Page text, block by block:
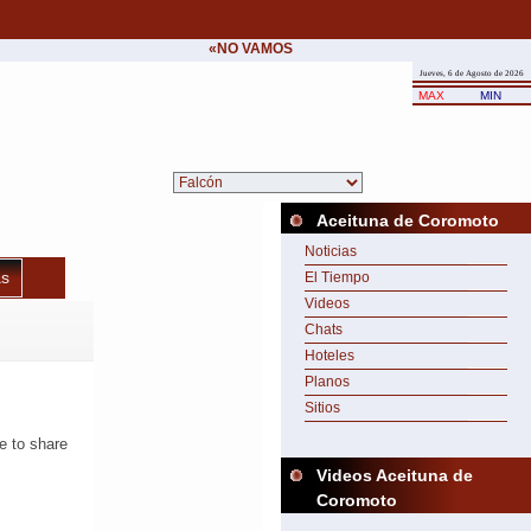
«NO VAMOS A CEDER NUNCA AL CHANTAJE
Jueves, 6 de Agosto de 2026
MAX MIN
Aceituna de Coromoto
Noticias
El Tiempo
Videos
Chats
Hoteles
Planos
Sitios
Videos Aceituna de
Coromoto